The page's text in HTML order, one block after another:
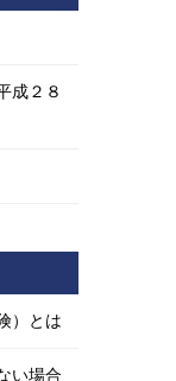
成２８
）とは
い場合